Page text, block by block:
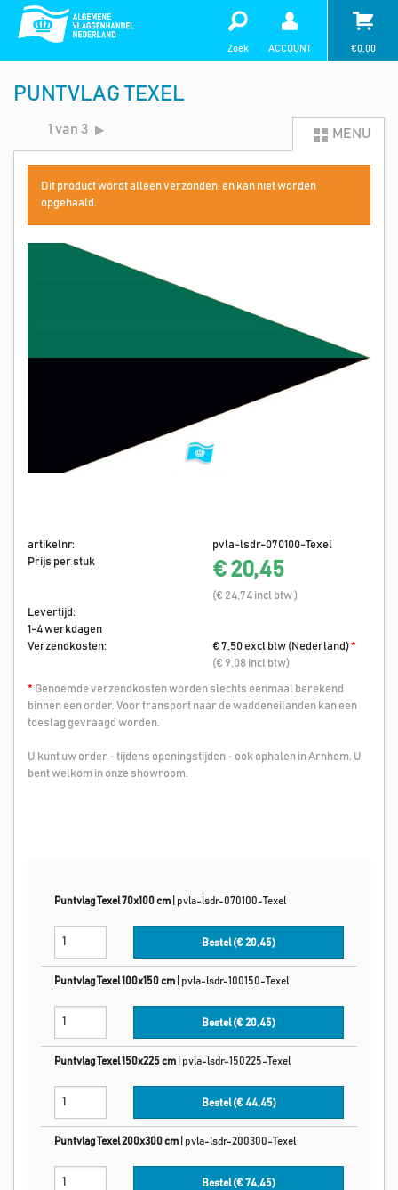
Zoek ACCOUNT €0,00
PUNTVLAG TEXEL
1 van 3 MENU
Dit product wordt alleen verzonden, en kan niet worden
opgehaald.
artikelnr:
pvla-lsdr-070100-Texel
Prijs per stuk
€ 20,45
(€ 24,74 incl btw )
Levertijd:
1-4 werkdagen
Verzendkosten:
€ 7,50 excl btw (Nederland)*
(€ 9,08 incl btw)
* Genoemde verzendkosten worden slechts eenmaal berekend
binnen een order. Voor transport naar de waddeneilanden kan een
toeslag gevraagd worden.
U kunt uw order - tijdens openingstijden - ook ophalen in Arnhem. U
bent welkom in onze showroom.
Puntvlag Texel 70x100 cm pvla-lsdr-070100-Texel
Bestel (€20,45)
Puntvlag Texel 100x150 cm pvla-lsdr-100150-Texel
Bestel (€20,45)
Puntvlag Texel 150x225 cm pvla-lsdr-150225-Texel
Bestel (€44,45)
Puntvlag Texel 200x300 cm pvla-lsdr-200300-Texel
Bestel (€74,45)